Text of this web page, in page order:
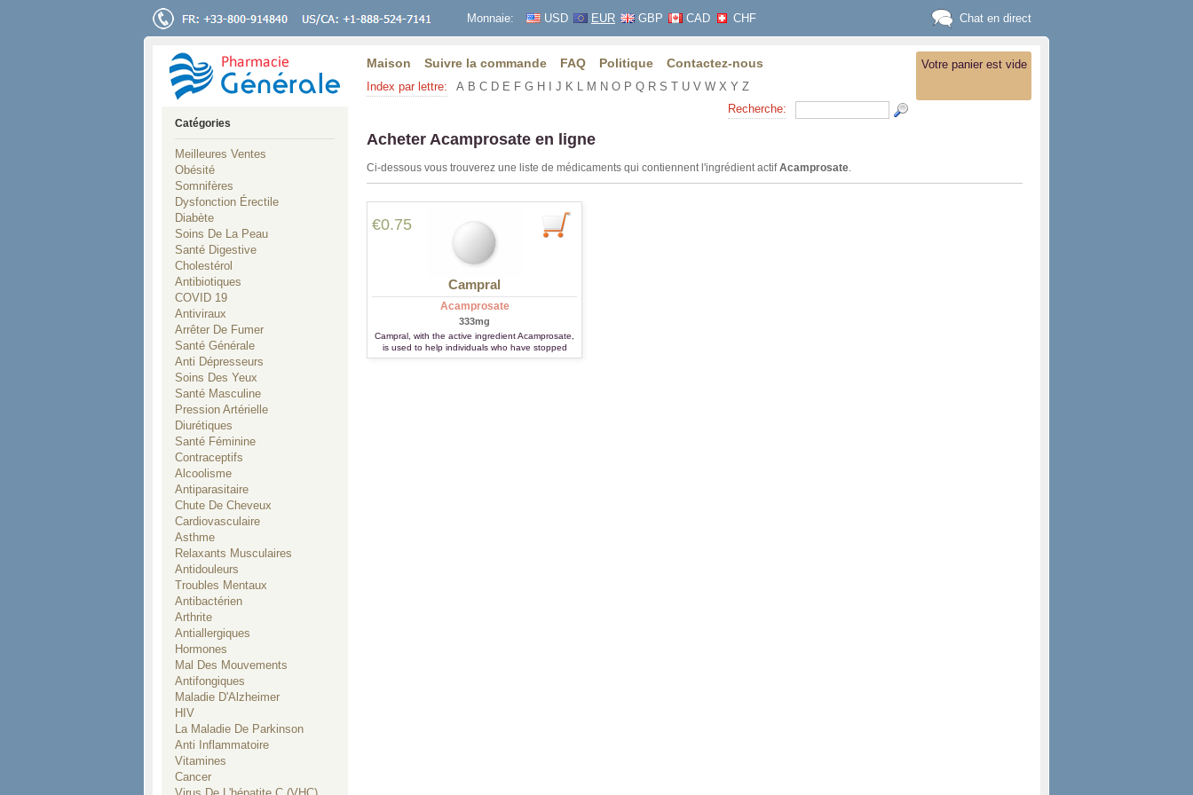
Monnaie: USD EUR GBP CAD CHF Chat en direct
Votre panier est vide
Maison Suivre la commande FAQ Politique Contactez-nous
Index par lettre: A B C D E F G H J K L M N O P Q R S T U V W X Y Z
Recherche:
Acheter Acamprosate en ligne
Ci-dessous vous trouverez une liste de médicaments qui contiennent l'ingrédient actifAcamprosate.
€0.75
Campral
Acamprosate
333mg
Campral, with the active ingredient Acamprosate,
is used to help individuals who have stopped
drinking alcohol remain abstinent by reducing
Catégories
Meilleures Ventes
Obésité
Somnifères
Dysfonction Érectile
Diabète
Soins De La Peau
Santé Digestive
Cholestérol
Antibiotiques
COVID 19
Antiviraux
Arrêter De Fumer
Santé Générale
Anti Dépresseurs
Soins Des Yeux
Santé Masculine
Pression Artérielle
Diurétiques
Santé Féminine
Contraceptifs
Alcoolisme
Antiparasitaire
Chute De Cheveux
Cardiovasculaire
Asthme
Relaxants Musculaires
Antidouleurs
Troubles Mentaux
Antibactérien
Arthrite
Antiallergiques
Hormones
Mal Des Mouvements
Antifongiques
Maladie D'Alzheimer
HIV
La Maladie De Parkinson
Anti Inflammatoire
Vitamines
Cancer